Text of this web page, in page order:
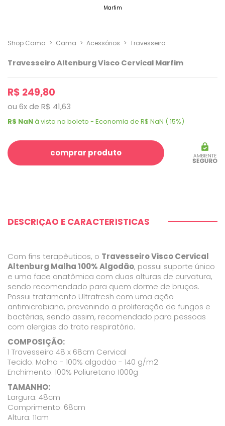
Shop Cama > Cama > Acessórios > Travesseiro
Travesseiro Altenburg Visco Cervical Marfim
R$ 249,80
ou 6xde R$ 41,63
R$ NaNà vista no boleto - Economia de R$ NaN ( 15%)
comprar produto
DESCRIÇÃO E CARACTERÍSTICAS
Com fins terapêuticos, o Travesseiro Visco Cervical
Altenburg Malha 100% Algodão, possui suporte único
e uma face anatômica com duas alturas de curvatura,
sendo recomendado para quem dorme de bruços.
Possui tratamento Ultrafresh com uma ação
antimicrobiana, prevenindo a proliferação de fungos e
bactérias, sendo assim, recomendado para pessoas
com alergias do trato respiratório.
COMPOSIÇÃO:
1 Travesseiro 48 x 68cm Cervical
Tecido: Malha - 100% algodão - 140 g/m2
Enchimento: 100% Poliuretano 1000g
TAMANHO:
Largura: 48cm
Comprimento: 68cm
Altura: 11cm